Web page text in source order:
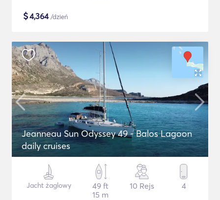
$4,364/dzień
Jeanneau Sun Odyssey 49 - Balos Lagoon
daily cruises
Jacht żaglowy
49 ft
15 m
10 Rejs 4